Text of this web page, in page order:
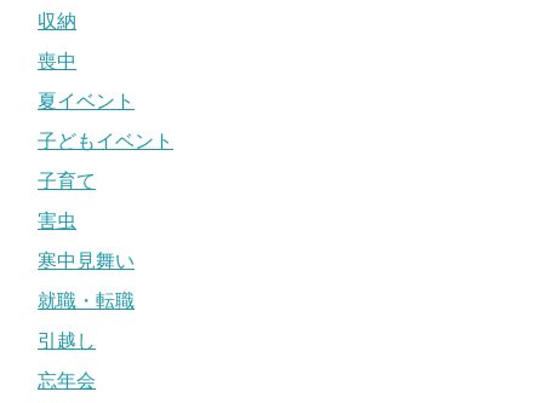
収納
喪中
夏イベント
子どもイベント
子育て
害虫
寒中見舞い
就職・転職
引越し
忘年会